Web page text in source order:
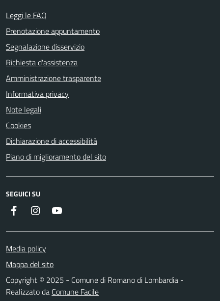
Leggi le FAQ
Prenotazione appuntamento
Segnalazione disservizio
Richiesta d'assistenza
Amministrazione trasparente
Informativa privacy
Note legali
Cookies
Dichiarazione di accessibilità
Piano di miglioramento del sito
SEGUICI SU
Facebook Instagram
Media policy
Mappa del sito
Copyright © 2025 - Comune di Romano di Lombardia -
Realizzato da Comune Facile